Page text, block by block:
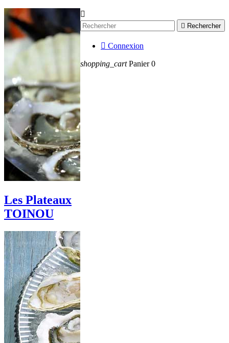

 Rechercher
 Connexion
shopping_cart Panier 0
Les Plateaux
TOINOU